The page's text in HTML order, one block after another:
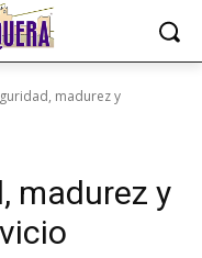
madurez y
madurez y